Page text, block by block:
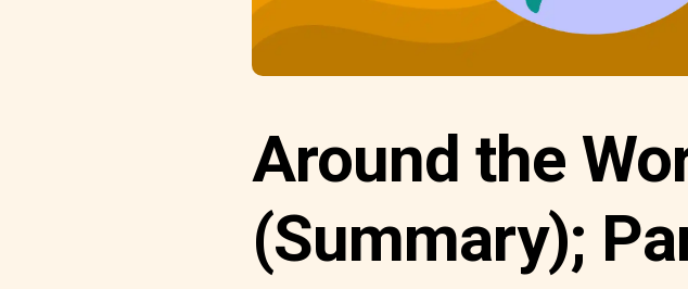
Around the
(Summary);